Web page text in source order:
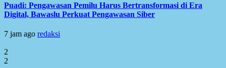
Puadi: Pengawasan Pemilu Harus Bertransformasi di Era
Digital, Bawaslu Perkuat Pengawasan Siber
7 jam ago redaksi
2
2